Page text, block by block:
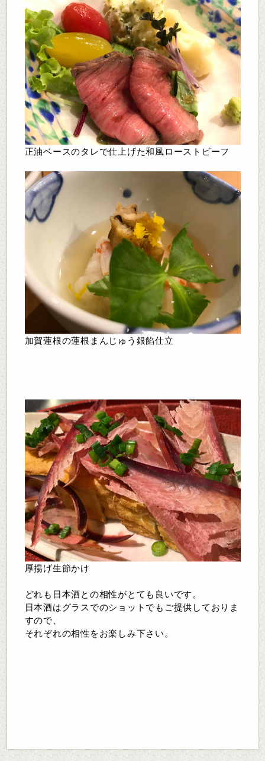
正油ベースのタレで仕上げた和風ローストビーフ
加賀蓮根の蓮根まんじゅう銀餡仕立
厚揚げ生節かけ
どれも日本酒との相性がとても良いです。
日本酒はグラスでのショットでもご提供しておりま
すので、
それぞれの相性をお楽しみ下さい。